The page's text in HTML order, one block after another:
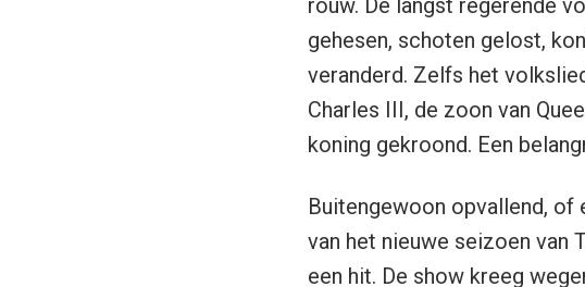
rouw. De langst regerende
gehesen, schoten gelost,
veranderd. Zelfs het
Charles III, de zoon van
koning gekroond. Een
Buitengewoon opvallend,
van het nieuwe seizoen van
een hit. De show kreeg